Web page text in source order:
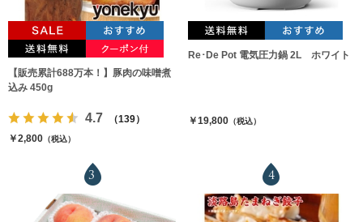
【販売累計688万本！】豚肉の味噌煮
込み 450g
4.7
（139）
￥2,800 （税込）
Re･De Pot 電気圧力鍋 2L ホワイト
￥19,800（税込）
3 4